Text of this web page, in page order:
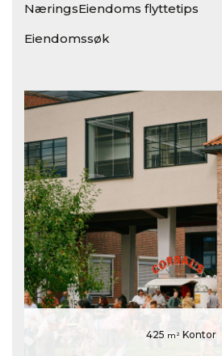
NæringsEiendoms flyttetips
Eiendomssøk
425 m² Kontor